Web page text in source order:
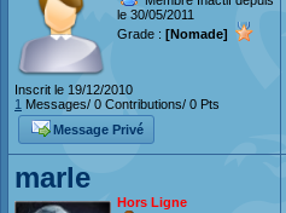
le 30/05/2011
Grade : [Nomade]
Inscrit le 19/12/2010
1 Messages/ 0 Contributions/ 0 Pts
Message Privé
marle
Hors Ligne